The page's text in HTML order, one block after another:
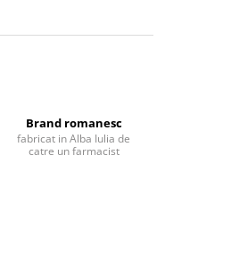
Brand romanesc
fabricat in Alba Iulia de
catre un farmacist